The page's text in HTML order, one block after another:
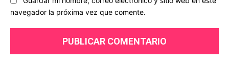
navegador la próxima vez que comente.